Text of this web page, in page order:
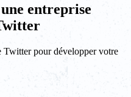
entreprise
pour développer votre